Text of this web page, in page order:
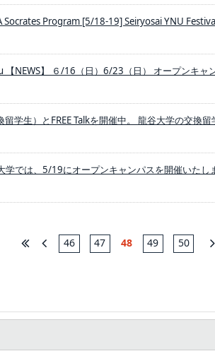
Program [5/18-19] Seiryosai YNU
NEWS】 ６/16（日）6/23（日） オープンキャ
学生）とFREE Talkを開催中。 龍谷大学の交換留
では、5/19にオープンキャンパスを開催いたし
46 47 48 49 50